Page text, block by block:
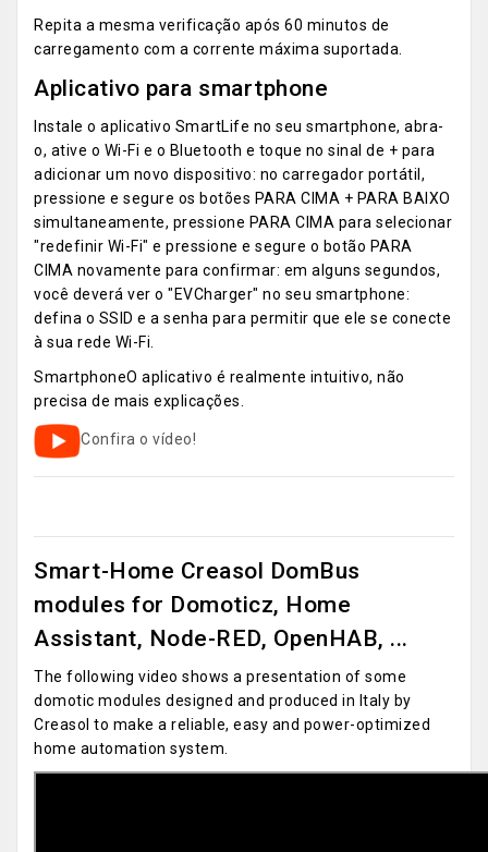
Repita a mesma verificação após 60 minutos de
carregamento com a corrente máxima suportada.
Aplicativo para smartphone
Instale o aplicativo SmartLife no seu smartphone, abra-
o, ative o Wi-Fi e o Bluetooth e toque no sinal de + para
adicionar um novo dispositivo: no carregador portátil,
pressione e segure os botões PARA CIMA + PARA BAIXO
simultaneamente, pressione PARA CIMA para selecionar
"redefinir Wi-Fi" e pressione e segure o botão PARA
CIMA novamente para confirmar: em alguns segundos,
você deverá ver o "EVCharger" no seu smartphone:
defina o SSID e a senha para permitir que ele se conecte
à sua rede Wi-Fi.
SmartphoneO aplicativo é realmente intuitivo, não
precisa de mais explicações.
Confira o vídeo!
Smart-Home Creasol DomBus
modules for Domoticz, Home
Assistant, Node-RED, OpenHAB, ...
The following video shows a presentation of some
domotic modules designed and produced in Italy by
Creasol to make a reliable, easy and power-optimized
home automation system.